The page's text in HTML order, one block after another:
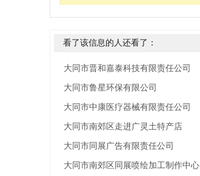
看了该信息的人还看了：
大同市晋和嘉泰科技有限责任公司
大同市鲁星环保有限公司
大同市中康医疗器械有限责任公司
大同市南郊区走进广灵土特产店
大同市同展广告有限责任公司
大同市南郊区同展喷绘加工制作中心